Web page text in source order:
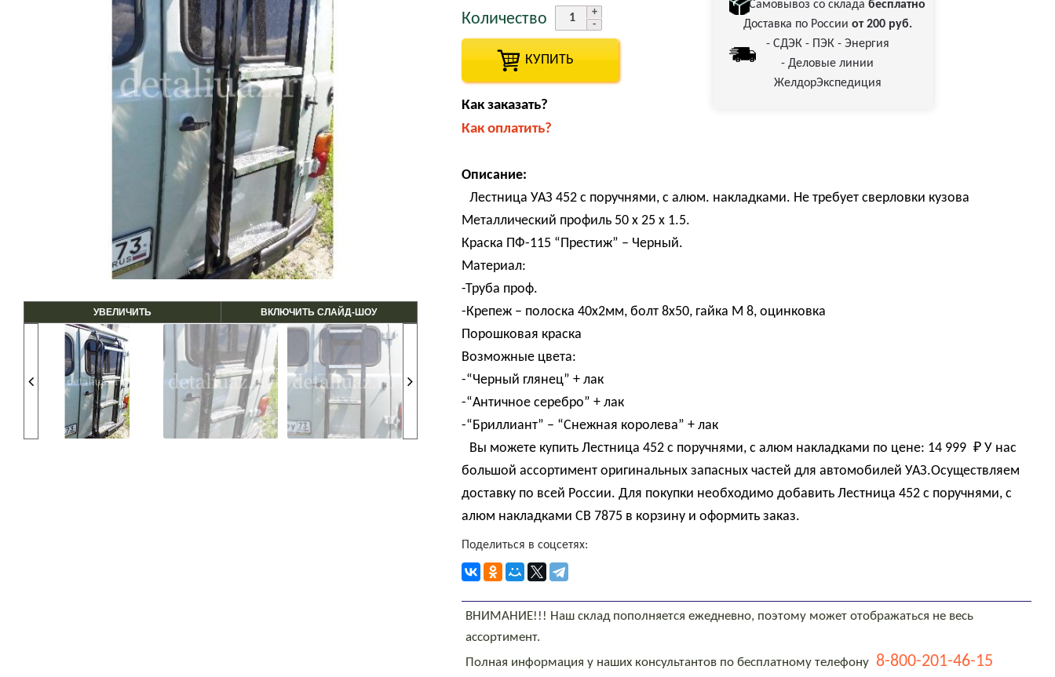
УВЕЛИЧИТЬ ВКЛЮЧИТЬ СЛАЙД-ШОУ
Самовывоз со складабесплатно
Доставка по России от 200 руб.
- СДЭК - ПЭК - Энергия
- Деловые линии
ЖелдорЭкспедиция
Количество
КУПИТЬ
Как заказать?
Как оплатить?
Описание:
Лестница УАЗ 452 с поручнями, с алюм. накладками. Не требует сверловки кузова
Металлический профиль 50 х 25 х 1.5.
Краска ПФ-115 “Престиж” – Черный.
Материал:
-Труба проф.
-Крепеж – полоска 40х2мм, болт 8х50, гайка М 8, оцинковка
Порошковая краска
Возможные цвета:
-“Черный глянец” + лак
-“Античное серебро” + лак
-“Бриллиант” – “Снежная королева” + лак
Вы можете купить Лестница 452 с поручнями, с алюм накладками по цене: 14 999 ₽ У нас
большой ассортимент оригинальных запасных частей для автомобилей УАЗ.Осуществляем
доставку по всей России. Для покупки необходимо добавить Лестница 452 с поручнями, с
алюм накладками СВ 7875 в корзину и оформить заказ.
Поделиться в соцсетях:
ВНИМАНИЕ!!! Наш склад пополняется ежедневно, поэтому может отображаться не весь
ассортимент.
Полная информация у наших консультантов по бесплатному телефону 8-800-201-46-15